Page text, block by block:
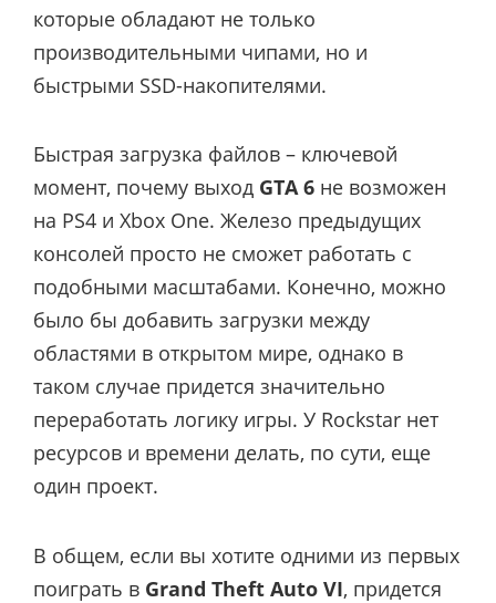
которые обладают не только
производительными чипами, но и
быстрыми SSD-накопителями.
Быстрая загрузка файлов – ключевой
момент, почему выход GTA 6 не возможен
на PS4 и Xbox One. Железо предыдущих
консолей просто не сможет работать с
подобными масштабами. Конечно, можно
было бы добавить загрузки между
областями в открытом мире, однако в
таком случае придется значительно
переработать логику игры. У Rockstar нет
ресурсов и времени делать, по сути, еще
один проект.
В общем, если вы хотите одними из первых
поиграть в Grand Theft Auto VI, придется